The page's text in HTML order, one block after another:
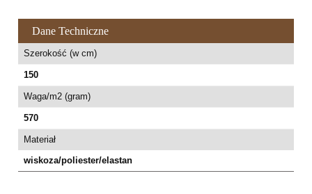
Dane Techniczne
Szerokość (w cm)
150
Waga/m2 (gram)
570
Materiał
wiskoza/poliester/elastan